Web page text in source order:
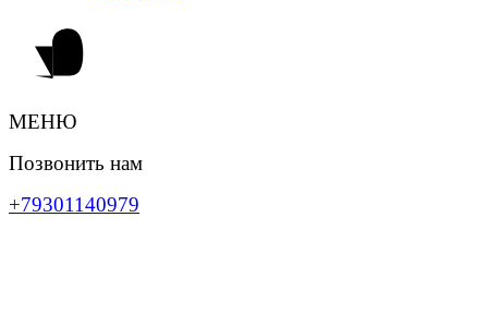
МЕНЮ
Позвонить нам
+79301140979